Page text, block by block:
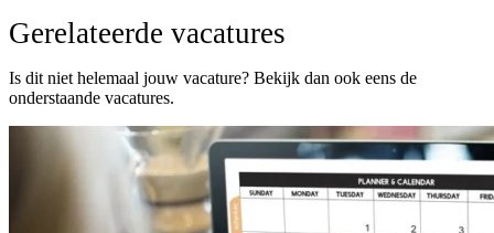
Gerelateerde vacatures
Is dit niet helemaal jouw vacature? Bekijk dan ook eens de
onderstaande vacatures.